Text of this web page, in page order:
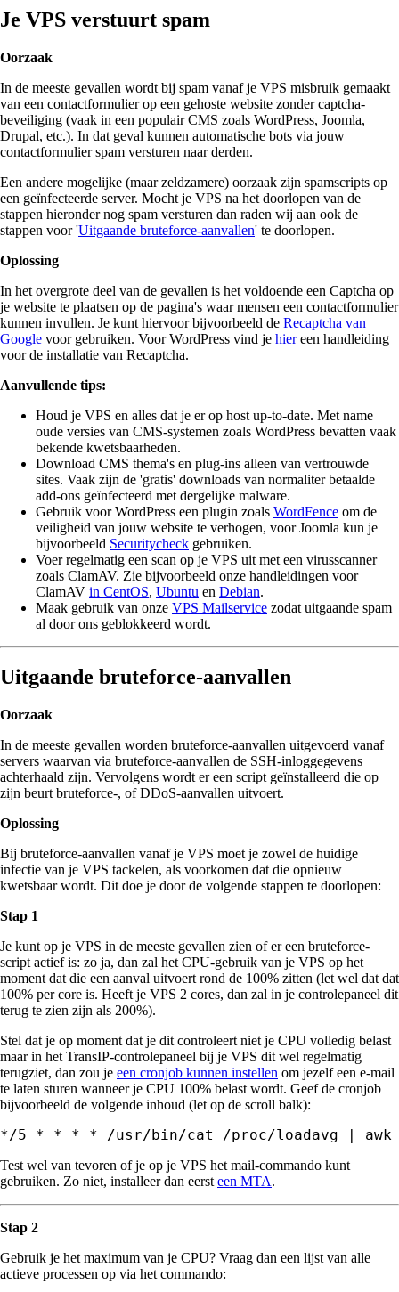
Je VPS verstuurt spam
Oorzaak
In de meeste gevallen wordt bij spam vanaf je VPS misbruik gemaakt
van een contactformulier op een gehoste website zonder captcha-
beveiliging (vaak in een populair CMS zoals WordPress, Joomla,
Drupal, etc.). In dat geval kunnen automatische bots via jouw
contactformulier spam versturen naar derden.
Een andere mogelijke (maar zeldzamere) oorzaak zijn spamscripts op
een geïnfecteerde server. Mocht je VPS na het doorlopen van de
stappen hieronder nog spam versturen dan raden wij aan ook de
stappen voor 'Uitgaande bruteforce-aanvallen' te doorlopen.
Oplossing
In het overgrote deel van de gevallen is het voldoende een Captcha op
je website te plaatsen op de pagina's waar mensen een contactformulier
kunnen invullen. Je kunt hiervoor bijvoorbeeld de Recaptcha van
Google voor gebruiken. Voor WordPress vind je hiereen handleiding
voor de installatie van Recaptcha.
Aanvullende tips:
Houd je VPS en alles dat je er op host up-to-date. Met name
oude versies van CMS-systemen zoals WordPress bevatten vaak
bekende kwetsbaarheden.
Download CMS thema's en plug-ins alleen van vertrouwde
sites. Vaak zijn de 'gratis' downloads van normaliter betaalde
add-ons geïnfecteerd met dergelijke malware.
Gebruik voor WordPress een plugin zoals WordFence om de
veiligheid van jouw website te verhogen, voor Joomla kun je
bijvoorbeeld Securitycheck gebruiken.
Voer regelmatig een scan op je VPS uit met een virusscanner
zoals ClamAV. Zie bijvoorbeeld onze handleidingen voor
ClamAV in CentOS, Ubuntu en Debian.
Maak gebruik van onze VPS Mailservice zodat uitgaande spam
al door ons geblokkeerd wordt.
Uitgaande bruteforce-aanvallen
Oorzaak
In de meeste gevallen worden bruteforce-aanvallen uitgevoerd vanaf
servers waarvan via bruteforce-aanvallen de SSH-inloggegevens
achterhaald zijn. Vervolgens wordt er een script geïnstalleerd die op
zijn beurt bruteforce-, of DDoS-aanvallen uitvoert.
Oplossing
Bij bruteforce-aanvallen vanaf je VPS moet je zowel de huidige
infectie van je VPS tackelen, als voorkomen dat die opnieuw
kwetsbaar wordt. Dit doe je door de volgende stappen te doorlopen:
Stap 1
Je kunt op je VPS in de meeste gevallen zien of er een bruteforce-
script actief is: zo ja, dan zal het CPU-gebruik van je VPS op het
moment dat die een aanval uitvoert rond de 100% zitten (let wel dat dat
100% per core is. Heeft je VPS 2 cores, dan zal in je controlepaneel dit
terug te zien zijn als 200%).
Stel dat je op moment dat je dit controleert niet je CPU volledig belast
maar in het TransIP-controlepaneel bij je VPS dit wel regelmatig
terugziet, dan zou je een cronjob kunnen instellen om jezelf een e-mail
te laten sturen wanneer je CPU 100% belast wordt. Geef de cronjob
bijvoorbeeld de volgende inhoud (let op de scroll balk):
*/5 * * * * /usr/bin/cat /proc/loadavg | awk
Test wel van tevoren of je op je VPS het mail-commando kunt
gebruiken. Zo niet, installeer dan eerst een MTA.
Stap 2
Gebruik je het maximum van je CPU? Vraag dan een lijst van alle
actieve processen op via het commando: